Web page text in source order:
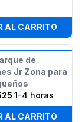
AL CARRITO
de
Jr Zona para
1-4 horas
AL CARRITO